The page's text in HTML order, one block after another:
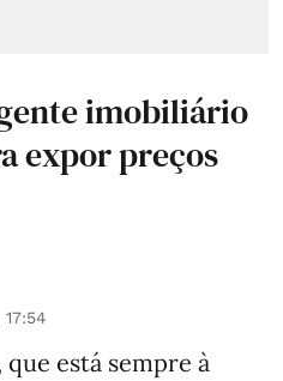
imobiliário
expor preços
está sempre à